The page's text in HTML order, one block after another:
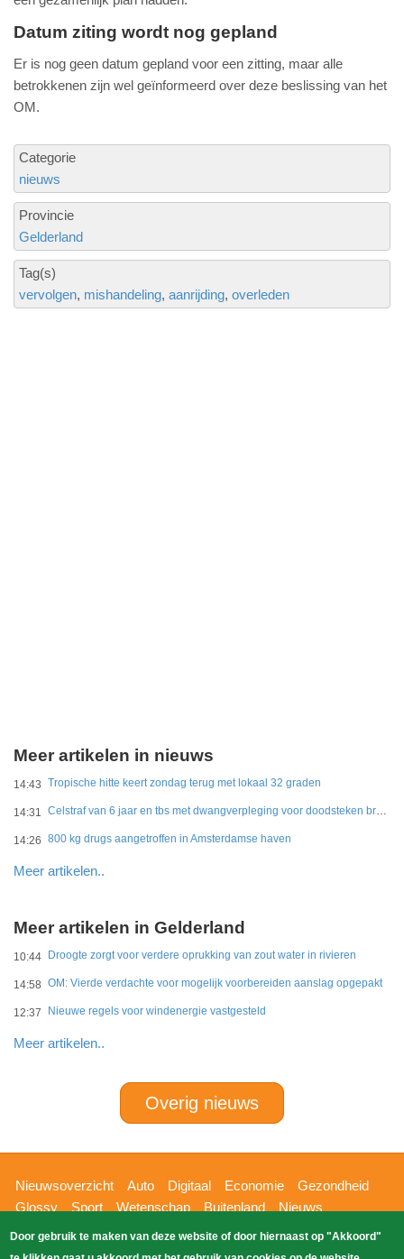
Datum ziting wordt nog gepland
Er is nog geen datum gepland voor een zitting, maar alle
betrokkenen zijn wel geïnformeerd over deze beslissing van het
OM.
Categorie
nieuws
Provincie
Gelderland
Tag(s)
vervolgen mishandeling aanrijding overleden
Meer artikelen in nieuws
14:43 Tropische hitte keert zondag terug met lokaal 32 graden
14:31 Celstraf van 6 jaar en tbs met dwangverpleging voor doodsteken broer in Gouda
14:26 800 kg drugs aangetroffen in Amsterdamse haven
Meer artikelen..
Meer artikelen in Gelderland
10:44 Droogte zorgt voor verdere oprukking van zout water in rivieren
14:58 OM: Vierde verdachte voor mogelijk voorbereiden aanslag opgepakt
12:37 Nieuwe regels voor windenergie vastgesteld
Meer artikelen..
Overig nieuws
Hoofdnavigatie
Nieuwsoverzicht Auto Digitaal Economie
Gezondheid
Glossy
Sport Wetenschap Buitenland
Nieuws
Bizzpress
Blik op 112 Provincies
Weekoverzicht
Zoeken
Copyright Blik Op Nieuws 2026gehost
Door gebruik te maken van deze website of door hiernaast op "Akkoord"